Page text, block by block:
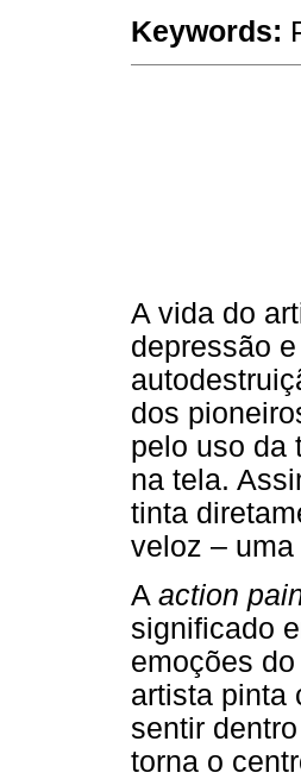
Keywords:
A vida do
depressão
dos
pelo uso da
na tela.
tinta
veloz –
A action
significado
emoções
artista pinta
sentir
torna o